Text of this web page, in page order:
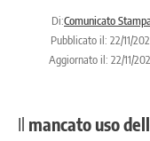
Di:Comunicato
Pubblicato il: 22/11/
Aggiornato il: 22/11/
Il mancato uso